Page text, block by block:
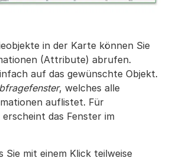
in der Karte können Sie
(Attribute) abrufen.
auf das gewünschte Objekt.
, welches alle
auflistet. Für
das Fenster im
Sie mit einem Klick teilweise